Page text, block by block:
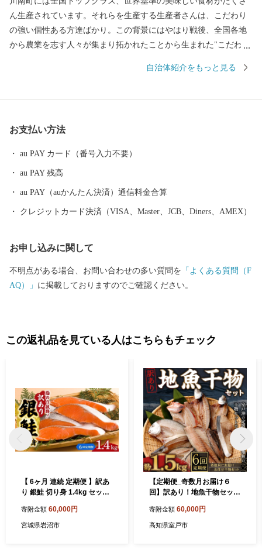
ん生産されています。それらを生産する生産者さんは、こだわり
の強い個性ある方達ばかり。この背景にはやはり戦後、全国各地
から農業を志す人々が集まり拓かれたことから生まれた"こだわり
南の魅力で、この魅力を「この町の気質から生まれる品質＝"川南
自治体紹介をもっと見る
お支払い方法
au PAY カード（番号入力不要）
au PAY 残高
au PAY（auかんたん決済）通信料金合算
クレジットカード決済（VISA、Master、JCB、Diners、AMEX）
お申し込みに関して
不明点がある場合、お問い合わせの多い質問を 「よくある質問（F
AQ）」 に掲載しておりますのでご確認ください。
この返礼品を見ている人はこちらもチェック
【 6ヶ月 連続 定期便 】訳あ
り 銀鮭 切り身 1.4kg セット
1810]
寄附金額 60,000円
宮城県岩沼市
【定期便_奇数月お届け６
回】訳あり！地魚干物セット
寄附金額 60,000円
高知県室戸市